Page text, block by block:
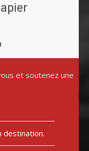
et soutenez une
destination.